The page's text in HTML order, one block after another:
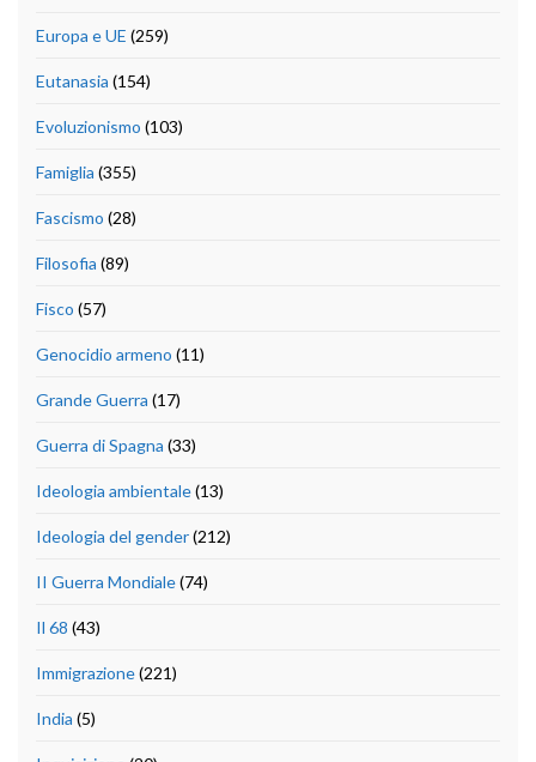
Europa e UE (259)
Eutanasia (154)
Evoluzionismo (103)
Famiglia (355)
Fascismo (28)
Filosofia (89)
Fisco (57)
Genocidio armeno (11)
Grande Guerra (17)
Guerra di Spagna (33)
Ideologia ambientale(13)
Ideologia del gender(212)
II Guerra Mondiale(74)
Il 68 (43)
Immigrazione(221)
India (5)